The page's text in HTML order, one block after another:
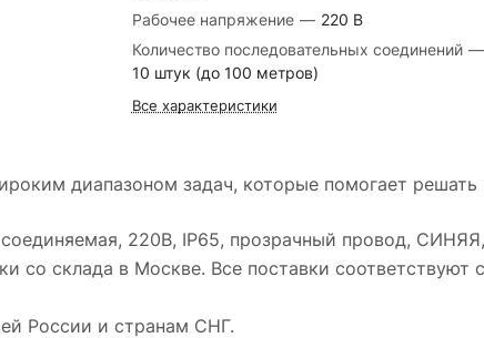
Рабочее напряжение — 220 В
Количество последовательных соединений —
10 штук (до 100 метров)
Все характеристики
диапазоном задач, которые помогает
220В, IP65, прозрачный провод,
со склада в Москве. Все поставки соответствуют
России и странам СНГ.